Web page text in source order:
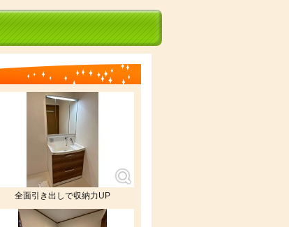
全面引き出しで収納力UP